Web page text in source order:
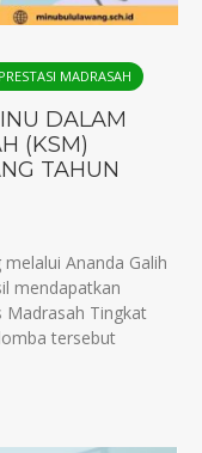
PRESTASI MADRASAH
DALAM
(KSM)
TAHUN
Ananda Galih
mendapatkan
Madrasah Tingkat
tersebut